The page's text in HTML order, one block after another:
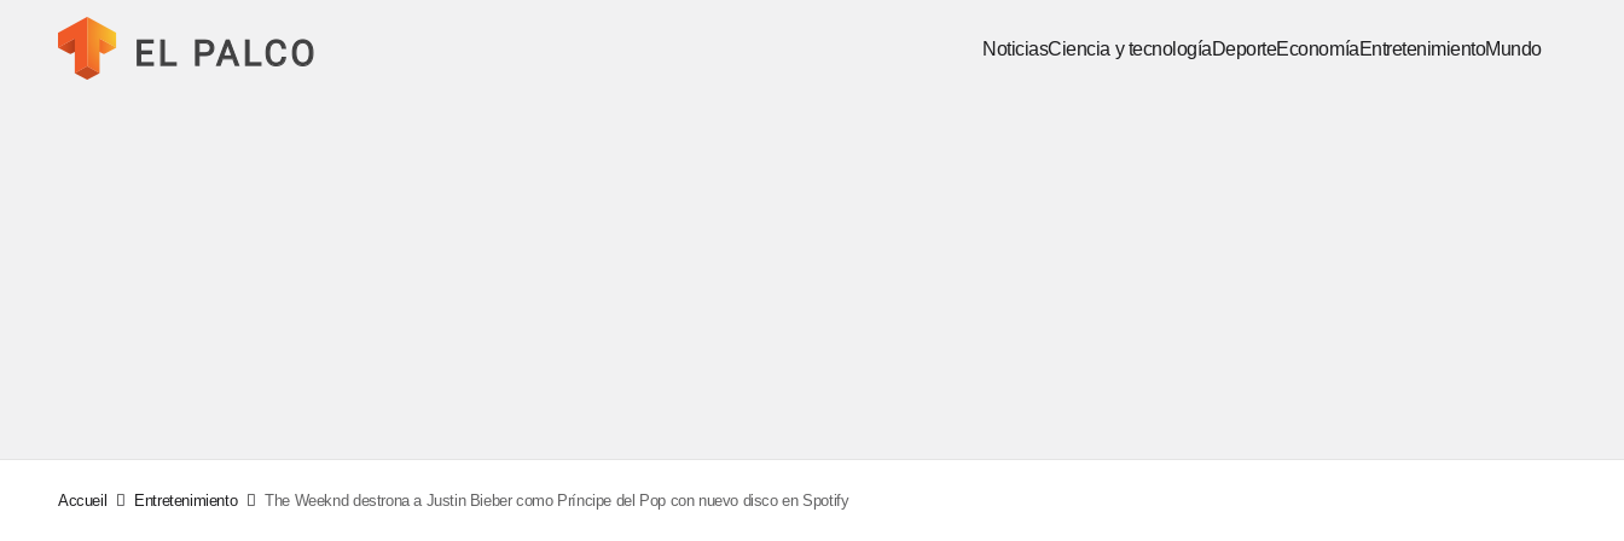
NoticiasCiencia y tecnologíaDeporteEconomíaEntretenimientoMundo
Accueil Entretenimiento The Weeknd destrona a Justin Bieber como Príncipe del Pop con nuevo disco en Spotify